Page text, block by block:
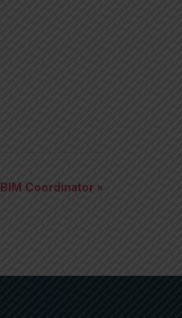
BIM Coordinator »